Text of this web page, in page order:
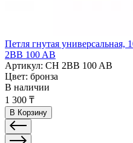
Петля гнутая
2BB 100 AB
Артикул: CH 2BB 100 AB
Цвет: бронза
В наличии
1 300 ₸
В Корзину